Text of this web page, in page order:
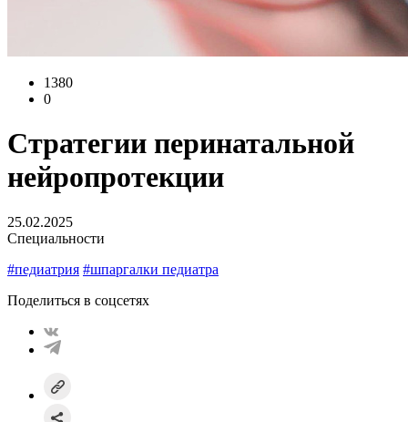
1380
0
Стратегии перинатальной
нейропротекции
25.02.2025
Специальности
#педиатрия #шпаргалки педиатра
Поделиться в соцсетях